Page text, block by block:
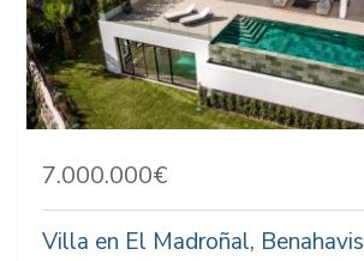
7.000.000€
Villa en El Madroñal, Benahavis